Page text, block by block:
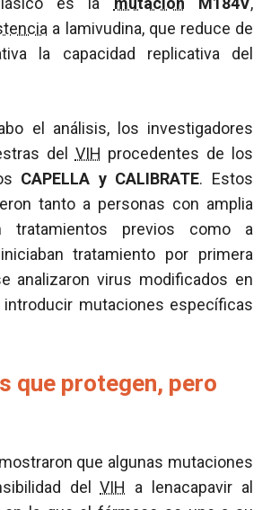
a lamivudina, que reduce de
la capacidad replicativa del
el análisis, los investigadores
del VIH procedentes de los
CAPELLA y CALIBRATE. Estos
tanto a personas con amplia
tratamientos previos como a
tratamiento por primera
analizaron virus modificados en
introducir mutaciones específicas
que protegen, pero
que algunas mutaciones
delVIH
a lenacapavir al